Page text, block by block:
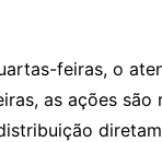
feiras, o
as ações são